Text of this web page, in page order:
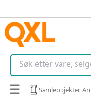
☰ Samleobjekter,